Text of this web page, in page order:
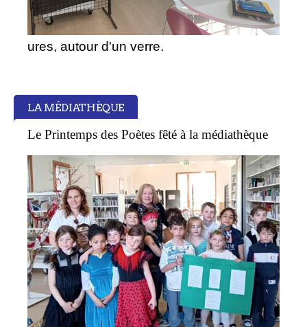
ures, autour d'un verre.
LA MÉDIATHÈQUE
Le Printemps des Poètes fêté à la médiathèque